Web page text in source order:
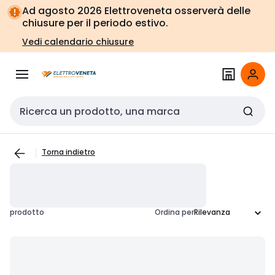
Vai alla
navigazione
Vai
alla
pagina
Ad agosto 2026 Elettroveneta osserverà delle
chiusure per il periodo estivo.
Vedi calendario chiusure
Cerca input
Torna indietro
prodotto Ordina per